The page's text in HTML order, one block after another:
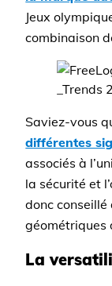
Jeux
combinaison
Saviez-vous
différentes
associés à
la sécurité et
donc conseillé
géométriques
La